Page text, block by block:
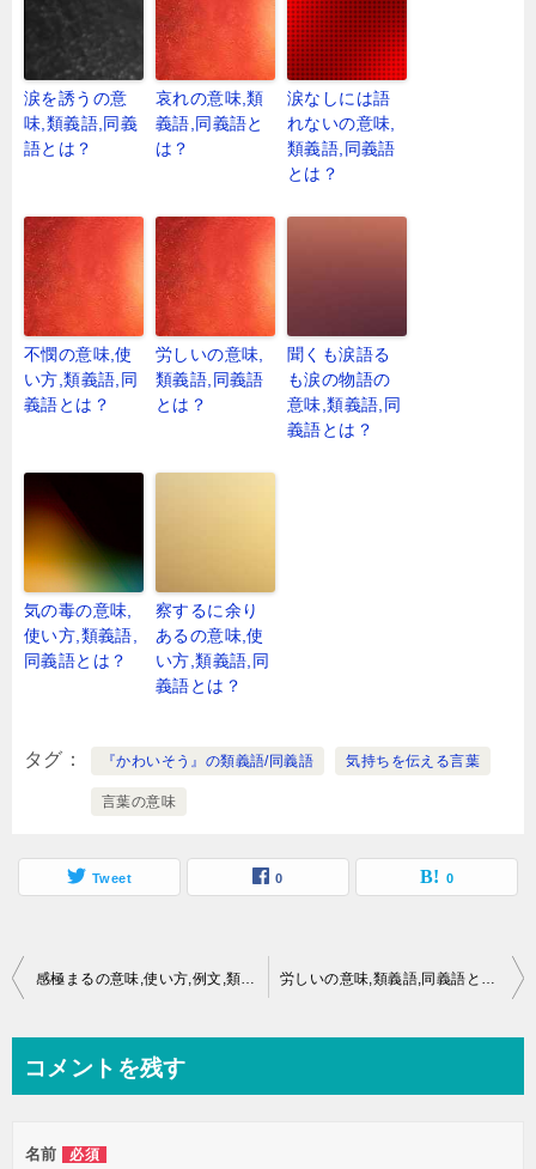
涙を誘うの意
味,類義語,同義
語とは？
哀れの意味,類
義語,同義語と
は？
涙なしには語
れないの意味,
類義語,同義語
とは？
不憫の意味,使
い方,類義語,同
義語とは？
労しいの意味,
類義語,同義語
とは？
聞くも涙語る
も涙の物語の
意味,類義語,同
義語とは？
気の毒の意味,
使い方,類義語,
同義語とは？
察するに余り
あるの意味,使
い方,類義語,同
義語とは？
タグ 『かわいそう』の類義語/同義語 気持ちを伝える言葉
言葉の意味
Tweet 0 0
投
ビ
感極まるの意味,使い方,例文,類義語,同義語とは？ 労しいの意味,類義語,同義語とは？
コメントを残す
名前 必須